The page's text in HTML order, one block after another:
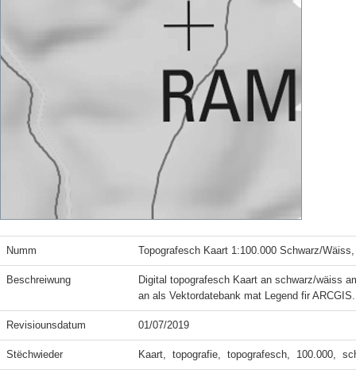
Numm Topografesch Kaart 1:100.000 Schwarz/
Beschreiwung
Digital topografesch Kaart an schwarz/wäiss
an als Vektordatebank mat Legend fir ARCGIS.
Revisiounsdatum 01/07/2019
Stëchwieder Kaart,  topografie,  topografesch,  100.000,